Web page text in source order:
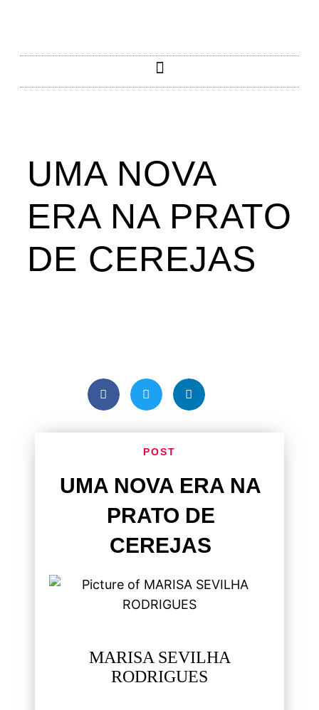
UMA NOVA
ERA NA PRATO
DE CEREJAS
POST
UMA NOVA ERA NA
PRATO DE
CEREJAS
MARISA SEVILHA
RODRIGUES